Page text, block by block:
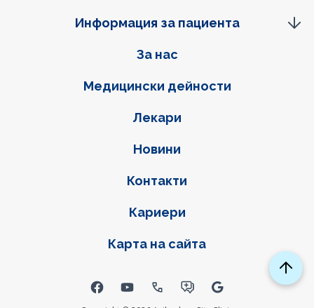
Фуутер навигация
За нас
Медицински дейности
Лекари
Новини
Контакти
Кариери
Карта на сайта
Информация за пациента
Social links